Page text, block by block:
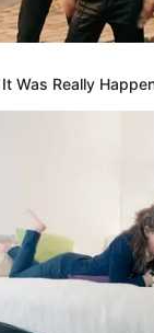
azt is,
akinek nem
a revansra.
a törzshelyünk
kedélyesen
egy
hogy nem
is borultak” –
Was Really